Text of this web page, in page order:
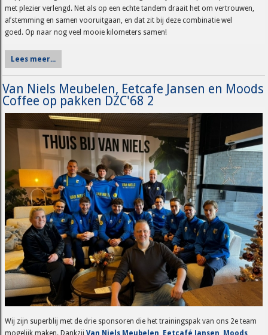
met plezier verlengd. Net als op een echte tandem draait het om vertrouwen,
afstemming en samen vooruitgaan, en dat zit bij deze combinatie wel
goed. Op naar nog veel mooie kilometers samen!
Lees meer...
Van Niels Meubelen, Eetcafe Jansen en Moods
Coffee op pakken DZC'68 2
Wij zijn superblij met de drie sponsoren die het trainingspak van ons 2e team
mogelijk maken. DankzijVan Niels Meubelen Eetcafé Jansen Moods